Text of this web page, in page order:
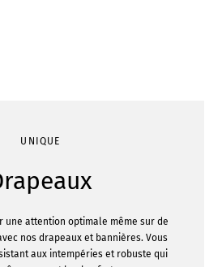
UNIQUE
une attention optimale même sur de
nos drapeaux et bannières. Vous
aux intempéries et robuste qui